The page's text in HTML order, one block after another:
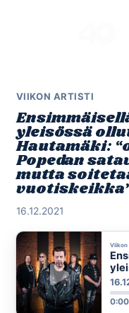
VIIKON ARTISTI
yleisössä
Hautamäki:
Popedan
mutta
16.12.2021
Viikon
0:00